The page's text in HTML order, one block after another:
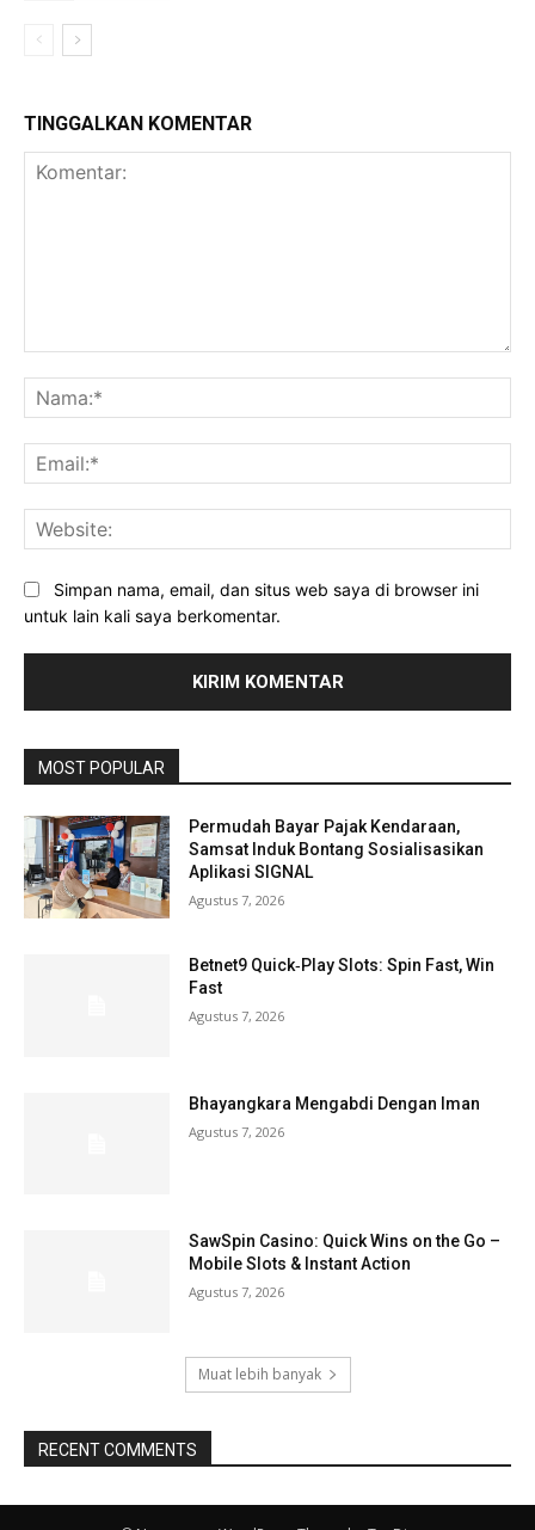
TINGGALKAN KOMENTAR
Simpan nama, email, dan situs web saya di browser ini
untuk lain kali saya berkomentar.
MOST POPULAR
Permudah Bayar Pajak Kendaraan,
Samsat Induk Bontang Sosialisasikan
Aplikasi SIGNAL
Agustus 7, 2026
Betnet9 Quick‑Play Slots: Spin Fast, Win
Fast
Agustus 7, 2026
Bhayangkara Mengabdi Dengan Iman
Agustus 7, 2026
SawSpin Casino: Quick Wins on the Go –
Mobile Slots & Instant Action
Agustus 7, 2026
Muat lebih banyak
RECENT COMMENTS